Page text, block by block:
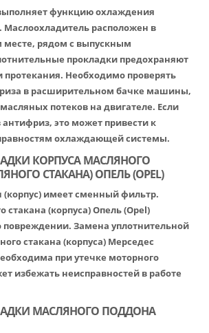
функцию охлаждения
Маслоохладитель расположен в
месте, рядом с выпускным
прокладки предохраняют
протекания. Необходимо проверять
в расширительном бачке машины,
потеков на двигателе. Если
антифриз, это может привести к
охлаждающей системы.
КОРПУСА МАСЛЯНОГО
СТАКАНА) ОПЕЛЬ (OPEL)
(корпус) имеет сменный фильтр.
стакана (корпуса) Опель (Opel)
повреждении. Замена уплотнительной
стакана (корпуса) Мерседес
при утечке моторного
избежать неисправностей в работе
МАСЛЯНОГО ПОДДОНА